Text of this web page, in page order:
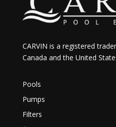
CARVIN is a registered
Canada and the United
Pools
Pumps
Filters